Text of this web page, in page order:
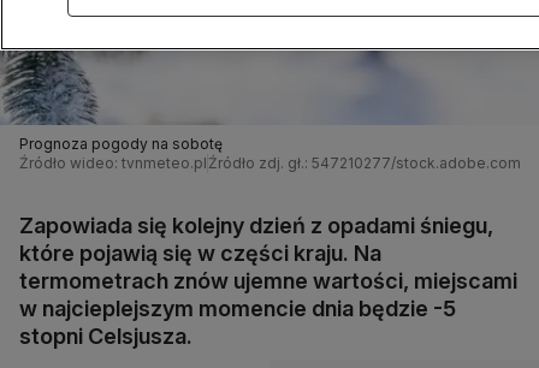
Prognoza pogody na sobotę
Źródło wideo: tvnmeteo.pl Źródło zdj. gł.: 547210277/stock.adobe.com
Zapowiada się kolejny dzień z opadami śniegu,
które pojawią się w części kraju. Na
termometrach znów ujemne wartości, miejscami
w najcieplejszym momencie dnia będzie -5
stopni Celsjusza.